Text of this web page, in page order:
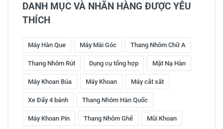
DANH MỤC VÀ NHÃN HÀNG ĐƯỢC YÊU
THÍCH
Máy Hàn Que Máy Mài Góc Thang Nhôm Chữ A
Thang Nhôm Rút Dụng cụ tổng hợp Mặt Nạ Hàn
Máy Khoan Búa Máy Khoan Máy cắt sắt
Xe Đẩy 4 bánh Thang Nhôm Hàn Quốc
Máy Khoan Pin Thang Nhôm Ghế Mũi Khoan